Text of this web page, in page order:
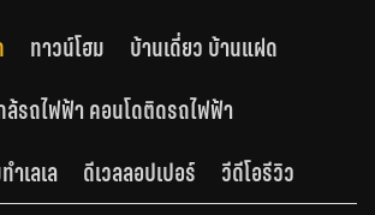
ทาวน์โฮม
บ้านเดี่ยว บ้านแฝด
ล้รถไฟฟ้า คอนโดติดรถไฟฟ้า
เลเล
ดีเวลลอปเปอร์ วีดีโอรีวิว